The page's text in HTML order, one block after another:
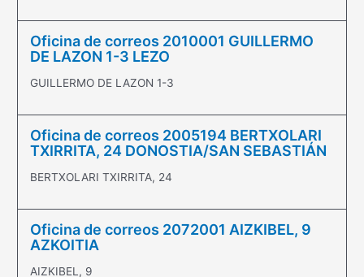
Oficina de correos 2010001 GUILLERMO
DE LAZON 1-3 LEZO
GUILLERMO DE LAZON 1-3
Oficina de correos 2005194 BERTXOLARI
TXIRRITA, 24 DONOSTIA/SAN SEBASTIÁN
BERTXOLARI TXIRRITA, 24
Oficina de correos 2072001 AIZKIBEL, 9
AZKOITIA
AIZKIBEL, 9